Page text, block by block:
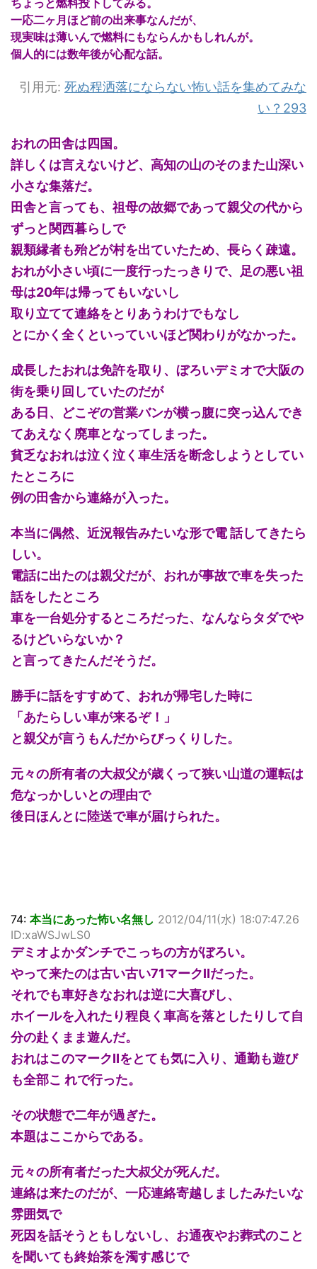
一応二ヶ月ほど前の出来事なんだが、
現実味は薄いんで燃料にもならんかもしれんが。
個人的には数年後が心配な話。
引用元: 死ぬ程洒落にならない怖い話を集めてみな
い？293
おれの田舎は四国。
詳しくは言えないけど、高知の山のそのまた山深い
小さな集落だ。
田舎と言っても、祖母の故郷であって親父の代から
ずっと関西暮らしで
親類縁者も殆どが村を出ていたため、長らく疎遠。
おれが小さい頃に一度行ったっきりで、足の悪い祖
母は20年は帰ってもいないし
取り立てて連絡をとりあうわけでもなし
とにかく全くといっていいほど関わりがなかった。
成長したおれは免許を取り、ぼろいデミオで大阪の
街を乗り回していたのだが
ある日、どこぞの営業バンが横っ腹に突っ込んでき
てあえなく廃車となってしまった。
貧乏なおれは泣く泣く車生活を断念しようとしてい
たところに
例の田舎から連絡が入った。
本当に偶然、近況報告みたいな形で電 話してきたら
しい。
電話に出たのは親父だが、おれが事故で車を失った
話をしたところ
車を一台処分するところだった、なんならタダでや
るけどいらないか？
と言ってきたんだそうだ。
勝手に話をすすめて、おれが帰宅した時に
「あたらしい車が来るぞ！」
と親父が言うもんだからびっくりした。
元々の所有者の大叔父が歳くって狭い山道の運転は
危なっかしいとの理由で
後日ほんとに陸送で車が届けられた。
74: 本当にあった怖い名無し 2012/04/11(水) 18:07:47.26
ID:xaWSJwLS0
デミオよかダンチでこっちの方がぼろい。
やって来たのは古い古い71マークⅡだった。
それでも車好きなおれは逆に大喜びし、
ホイールを入れたり程良く車高を落としたりして自
分の赴くまま遊んだ。
おれはこのマークⅡをとても気に入り、通勤も遊び
も全部こ れで行った。
その状態で二年が過ぎた。
本題はここからである。
元々の所有者だった大叔父が死んだ。
連絡は来たのだが、一応連絡寄越しましたみたいな
雰囲気で
死因を話そうともしないし、お通夜やお葬式のこと
を聞いても終始茶を濁す感じで